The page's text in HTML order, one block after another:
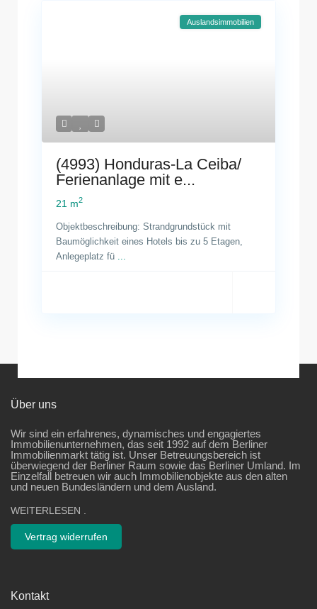
Auslandsimmobilien
(4993) Honduras-La Ceiba/
Ferienanlage mit e...
21 m2
Objektbeschreibung: Strandgrundstück mit
Baumöglichkeit eines Hotels bis zu 5 Etagen,
Anlegeplatz fü
Über uns
Wir sind ein erfahrenes, dynamisches und engagiertes
Immobilienunternehmen, das seit 1992 auf dem Berliner
Immobilienmarkt tätig ist. Unser Betreuungsbereich ist
überwiegend der Berliner Raum sowie das Berliner Umland. Im
Einzelfall betreuen wir auch Immobilienobjekte aus den alten
und neuen Bundesländern und dem Ausland.
WEITERLESEN
Vertrag widerrufen
Kontakt